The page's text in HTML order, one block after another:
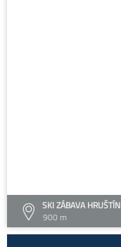
SKI ZÁBAVA HRUŠTÍN
900 m